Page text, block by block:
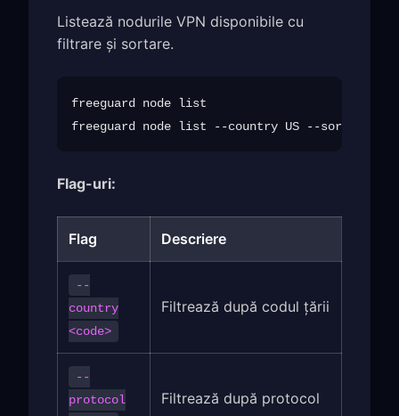
Listează nodurile VPN disponibile cu
filtrare și sortare.
freeguard node list
Flag-uri:
Flag Descriere
--
country
<code>
Filtrează după codul țării
--
protocol
Filtrează după protocol